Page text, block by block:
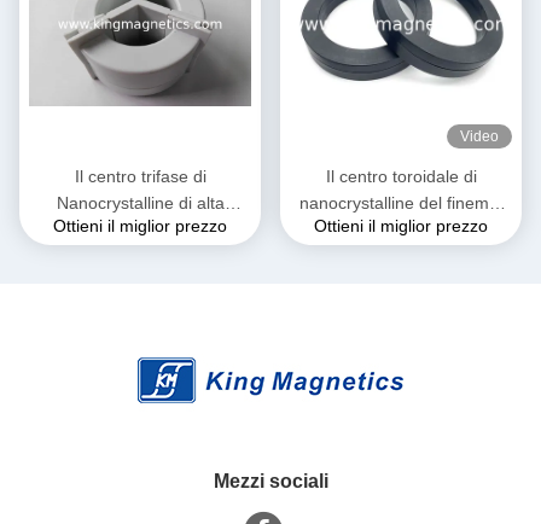
Il centro trifase di
Nanocrystalline di alta
permeabilità per EMI
Ottieni il miglior prezzo
Video
Il centro toroidale di
nanocrystalline del finemet
del centro di ferrite di
Ottieni il miglior prezzo
Mezzi sociali